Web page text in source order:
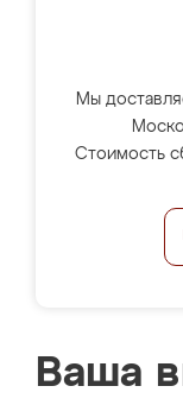
Мы
Стоимость
Ваша